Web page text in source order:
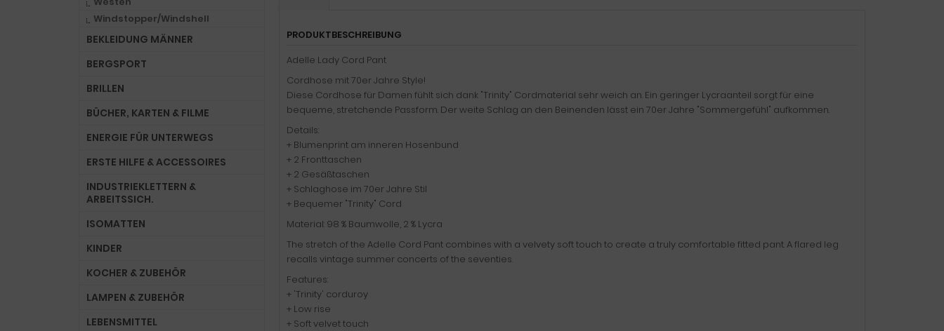
PRODUKTBESCHREIBUNG
Adelle Lady Cord Pant
Cordhose mit 70er Jahre Style!
Diese Cordhose für Damen fühlt sich dank "Trinity" Cordmaterial sehr weich an. Ein geringer Lycraanteil sorgt für eine
bequeme, stretchende Passform. Der weite Schlag an den Beinenden lässt ein 70er Jahre "Sommergefühl" aufkommen.
Details:
+ Blumenprint am inneren Hosenbund
+ 2 Fronttaschen
+ 2 Gesäßtaschen
+ Schlaghose im 70er Jahre Stil
+ Bequemer "Trinity" Cord
Material: 98 % Baumwolle, 2 % Lycra
The stretch of the Adelle Cord Pant combines with a velvety soft touch to create a truly comfortable fitted pant. A flared leg
recalls vintage summer concerts of the seventies.
Features:
+ 'Trinity' corduroy
+ Low rise
+ Soft velvet touch
Windstopper/Windshell
BEKLEIDUNG MÄNNER
BERGSPORT
BRILLEN
BÜCHER, KARTEN & FILME
ENERGIE FÜR UNTERWEGS
ERSTE HILFE & ACCESSOIRES
INDUSTRIEKLETTERN &
ARBEITSSICH.
ISOMATTEN
KINDER
KOCHER & ZUBEHÖR
LAMPEN & ZUBEHÖR
LEBENSMITTEL